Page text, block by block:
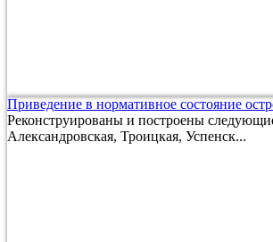
Приведение в нормативное состояние
Реконструированы и построены
Александровская, Троицкая, Успенск...